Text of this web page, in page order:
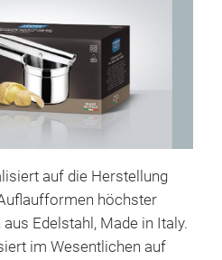
auf die Herstellung
höchster
Edelstahl, Made in Italy.
im Wesentlichen auf